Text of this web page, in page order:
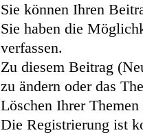
Sie können Ihren
Sie haben die
verfassen.
Zu diesem Beitrag
zu ändern oder das
Löschen Ihrer
Die Registrierung ist